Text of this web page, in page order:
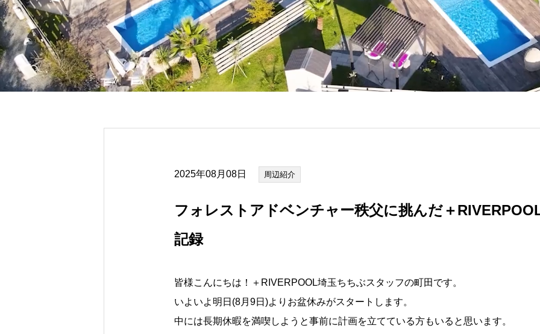
2025年08月08日 周辺紹介
フォレストアドベンチャー秩父に挑んだ＋
記録
皆様こんにちは！＋RIVERPOOL埼玉ちちぶスタッフの町田です。
いよいよ明日(8月9日)よりお盆休みがスタートします。
中には長期休暇を満喫しようと事前に計画を立てている方もいると思います。